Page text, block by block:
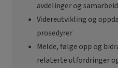
avdelinger og
Videreutvikling og
prosedyrer
Melde, følge opp og
relaterte utfordringer